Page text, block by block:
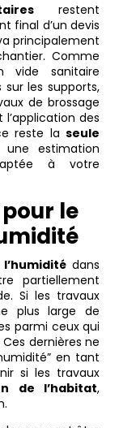
restent
final d’un devis
principalement
Comme
sanitaire
sur les supports,
de brossage
des
reste laseule
estimation
à votre
le
dans
partiellement
Si les travaux
plus large de
parmi ceux qui
dernières ne
en tant
si les travaux
de l’habitat,